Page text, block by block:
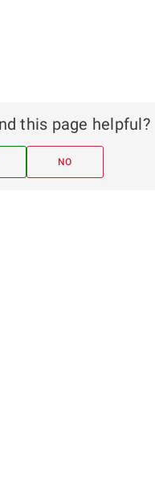
this page helpful?
NO